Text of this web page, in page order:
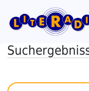
Inhalt
springen